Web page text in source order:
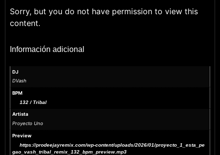
Sorry, but you do not have permission to view this
content.
Información adicional
DJ
DVash
BPM
132 / Tribal
Artista
Proyecto Uno
Preview
https://prodeejayremix.com/wp-content/uploads/2026/01/proyecto_1_esta_pe
gao_vash_tribal_remix_132_bpm_preview.mp3